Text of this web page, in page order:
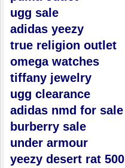
ugg sale
adidas yeezy
true religion outlet
omega watches
tiffany jewelry
ugg clearance
adidas nmd for sale
burberry sale
under armour
yeezy desert rat 500